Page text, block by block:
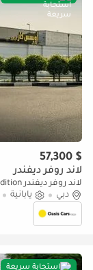
$ 57,300
لاند روفر ديفندر
لاند روفر ديفندر Defender Japanese Specs 4.0L V8 1997 Good Condition
دبي
يابانية
استجابة سريعة